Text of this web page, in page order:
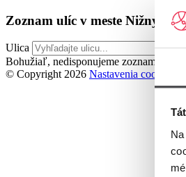
Zoznam ulíc v meste Nižný
Ulica
Bohužiaľ, nedisponujeme zoznamom
© Copyright 2026 Nastavenia cookies